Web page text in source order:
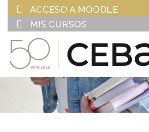
ACCESO A MOODLE
MIS CURSOS